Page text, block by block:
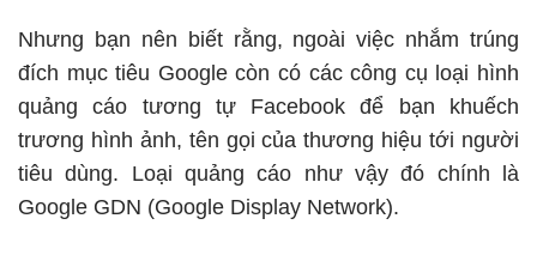
Nhưng bạn nên biết rằng, ngoài việc nhắm trúng
đích mục tiêu Google còn có các công cụ loại hình
quảng cáo tương tự Facebook để bạn khuếch
trương hình ảnh, tên gọi của thương hiệu tới người
tiêu dùng. Loại quảng cáo như vậy đó chính là
Google GDN (Google Display Network).